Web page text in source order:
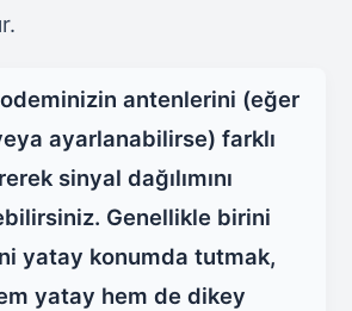
antenlerini (eğer
ayarlanabilirse) farklı
sinyal dağılımını
Genellikle birini
yatay konumda tutmak,
yatay hem de dikey